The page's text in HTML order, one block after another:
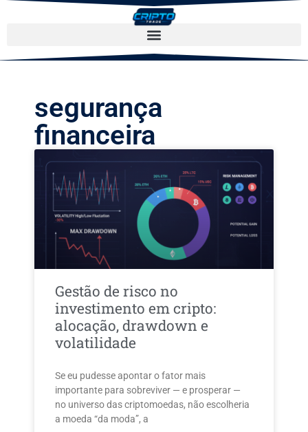
segurança
financeira
Gestão de risco no
investimento em cripto:
alocação, drawdown e
volatilidade
Se eu pudesse apontar o fator mais
importante para sobreviver — e prosperar —
no universo das criptomoedas, não escolheria
a moeda “da moda”, a